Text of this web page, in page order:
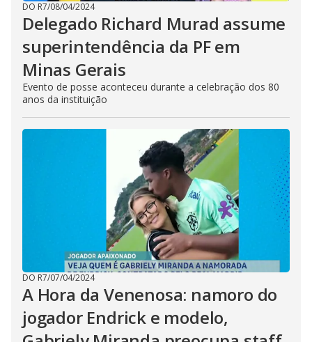
DO R7/08/04/2024
Delegado Richard Murad assume
superintendência da PF em
Minas Gerais
Evento de posse aconteceu durante a celebração dos 80
anos da instituição
DO R7/07/04/2024
A Hora da Venenosa: namoro do
jogador Endrick e modelo,